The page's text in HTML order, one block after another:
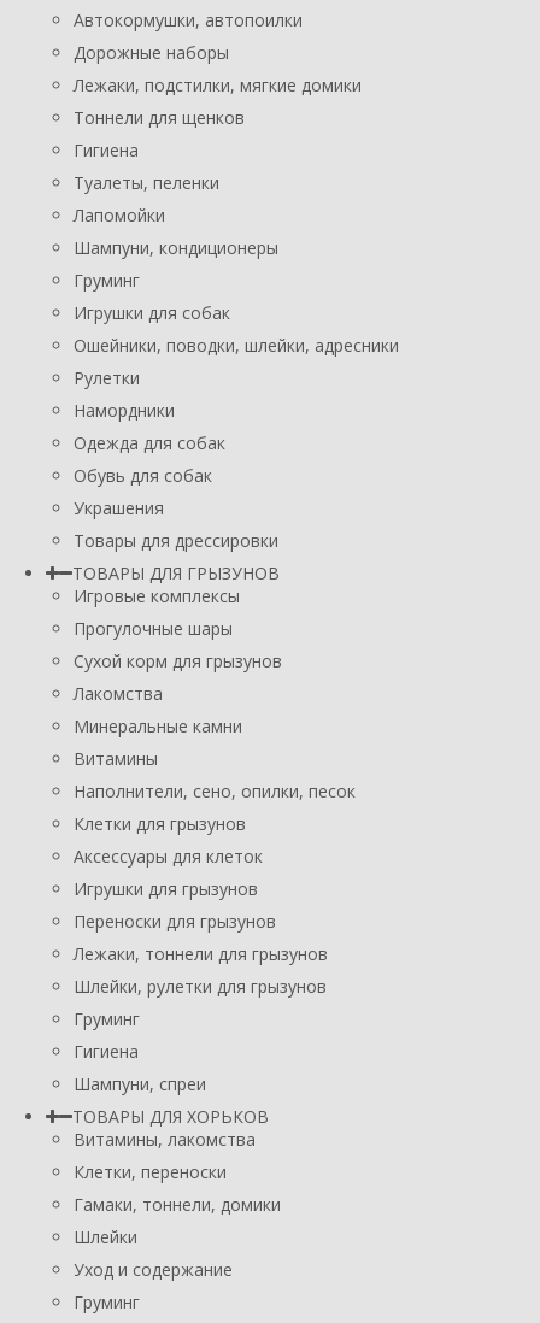
Автокормушки, автопоилки
Дорожные наборы
Лежаки, подстилки, мягкие домики
Тоннели для щенков
Гигиена
Туалеты, пеленки
Лапомойки
Шампуни, кондиционеры
Груминг
Игрушки для собак
Ошейники, поводки, шлейки, адресники
Рулетки
Намордники
Одежда для собак
Обувь для собак
Украшения
Товары для дрессировки
ТОВАРЫ ДЛЯ ГРЫЗУНОВ
Игровые комплексы
Прогулочные шары
Сухой корм для грызунов
Лакомства
Минеральные камни
Витамины
Наполнители, сено, опилки, песок
Клетки для грызунов
Аксессуары для клеток
Игрушки для грызунов
Переноски для грызунов
Лежаки, тоннели для грызунов
Шлейки, рулетки для грызунов
Груминг
Гигиена
Шампуни, спреи
ТОВАРЫ ДЛЯ ХОРЬКОВ
Витамины, лакомства
Клетки, переноски
Гамаки, тоннели, домики
Шлейки
Уход и содержание
Груминг